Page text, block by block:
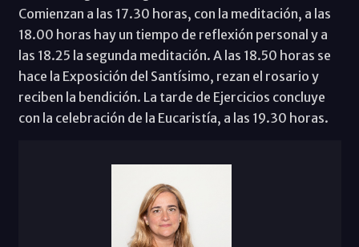
Comienzan a las 17.30 horas, con la meditación, a las
18.00 horas hay un tiempo de reflexión personal y a
las 18.25 la segunda meditación. A las 18.50 horas se
hace la Exposición del Santísimo, rezan el rosario y
reciben la bendición. La tarde de Ejercicios concluye
con la celebración de la Eucaristía, a las 19.30 horas.